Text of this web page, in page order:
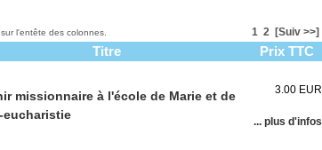
l'entête des colonnes. 1 2 [Suiv >>]
Titre Prix TTC
missionnaire à l'école de Marie et de
eucharistie
3.00 EUR
... plus d'infos